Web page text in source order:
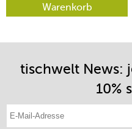
Warenkorb
tischwelt News:
10%